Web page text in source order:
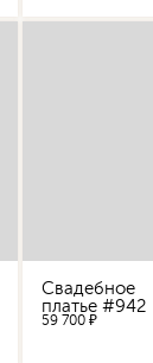
Свадебное
платье #942
59 700 ₽